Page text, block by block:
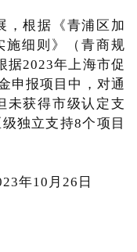
，根据《青浦区加
施细则》（青商规
据2023年上海市促
申报项目中，对通
未获得市级认定支
独立支持8个项目
年10月26日